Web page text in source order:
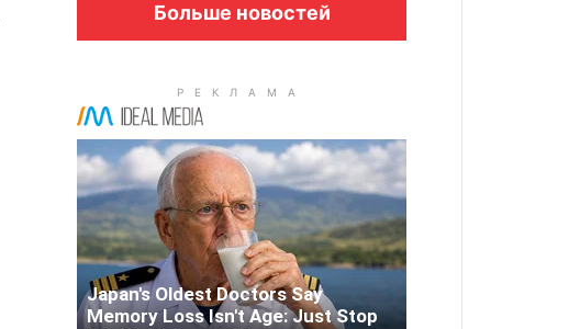
Больше новостей